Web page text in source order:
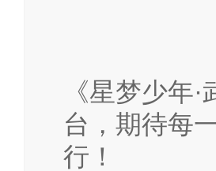
《星梦少年·
台，期待每
行！